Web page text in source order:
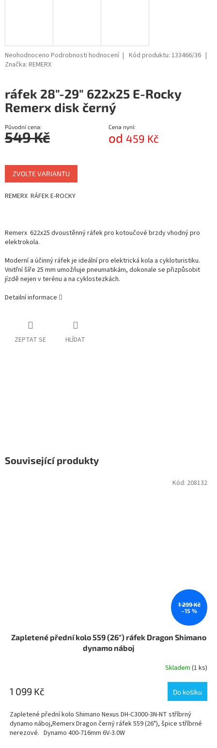
Průměrné
hodnocení
0,0
z
5
Neohodnoceno Podrobnosti hodnocení Kód produktu: 133466/36
Značka: REMERX
ráfek 28"-29" 622x25 E-Rocky
Remerx disk černý
Původní cena:
549 Kč
Cena nyní:
od 459 Kč
cena:
ZVOLTE VARIANTU
REMERX RÁFEK E-ROCKY
Remerx 622x25 dvoustěnný ráfek pro kotoučové brzdy vhodný pro
elektrokola.
Moderní a účinný ráfek je ideální pro elektrická kola a cykloturistiku.
Vnitřní šíře 25 mm umožňuje pneumatikám, dokonale se přizpůsobit
jízdě nejen v terénu a na cyklostezkách.
Detailní informace
ZEPTAT SE HLÍDAT
Související produkty
1 299 Kč
–15 %
Zapletené přední kolo 559 (26") ráfek Dragon Shimano
dynamo náboj
Skladem (1 ks)
1 099 Kč Do košíku
Zapletené přední kolo Shimano Nexus DH-C3000-3N-NT stříbrný
dynamo náboj,Remerx Dragon černý ráfek 559 (26"), špice stříbrné
nerezové. Dynamo 400-716mm 6V-3.0W
Kód: 208132